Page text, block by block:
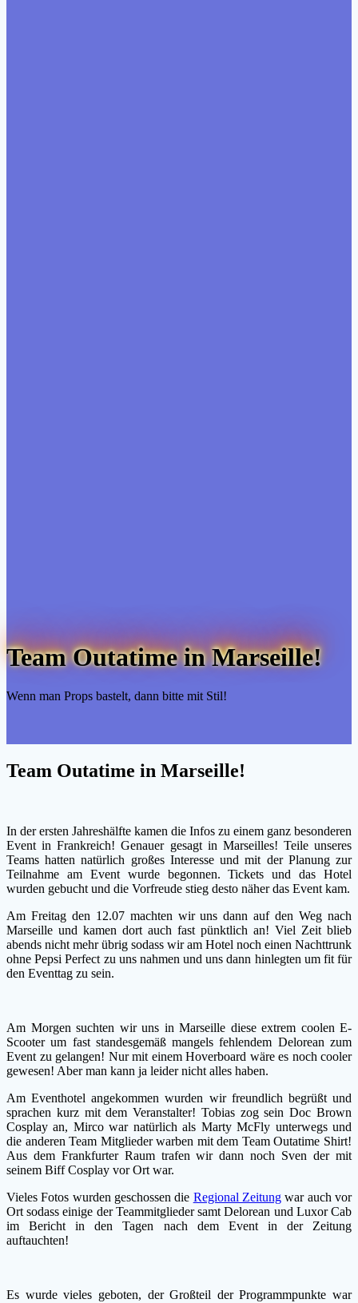
Team Outatime in Marseille!
Wenn man Props bastelt, dann bitte mit Stil!
Team Outatime in Marseille!
In der ersten Jahreshälfte kamen die Infos zu einem ganz besonderen
Event in Frankreich! Genauer gesagt in Marseilles! Teile unseres
Teams hatten natürlich großes Interesse und mit der Planung zur
Teilnahme am Event wurde begonnen. Tickets und das Hotel
wurden gebucht und die Vorfreude stieg desto näher das Event kam.
Am Freitag den 12.07 machten wir uns dann auf den Weg nach
Marseille und kamen dort auch fast pünktlich an! Viel Zeit blieb
abends nicht mehr übrig sodass wir am Hotel noch einen Nachttrunk
ohne Pepsi Perfect zu uns nahmen und uns dann hinlegten um fit für
den Eventtag zu sein.
Am Morgen suchten wir uns in Marseille diese extrem coolen E-
Scooter um fast standesgemäß mangels fehlendem Delorean zum
Event zu gelangen! Nur mit einem Hoverboard wäre es noch cooler
gewesen! Aber man kann ja leider nicht alles haben.
Am Eventhotel angekommen wurden wir freundlich begrüßt und
sprachen kurz mit dem Veranstalter! Tobias zog sein Doc Brown
Cosplay an, Mirco war natürlich als Marty McFly unterwegs und
die anderen Team Mitglieder warben mit dem Team Outatime Shirt!
Aus dem Frankfurter Raum trafen wir dann noch Sven der mit
seinem Biff Cosplay vor Ort war.
Vieles Fotos wurden geschossen die Regional Zeitung war auch vor
Ort sodass einige der Teammitglieder samt Delorean und Luxor Cab
im Bericht in den Tagen nach dem Event in der Zeitung
auftauchten!
Es wurde vieles geboten, der Großteil der Programmpunkte war